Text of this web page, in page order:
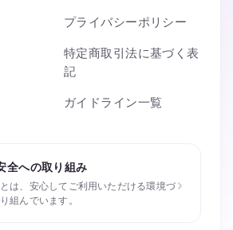
プライバシーポリシー
特定商取引法に基づく表
記
ガイドライン一覧
全への取り組み
は、安心してご利用いただける環境づ
組んでいます。
›